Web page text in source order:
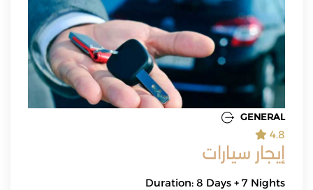
GENERAL
4.8
إيجار سيارات
Duration: 8 Days + 7 Nights